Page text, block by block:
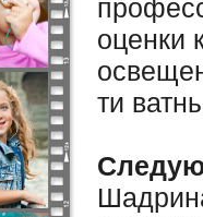
оценки
ти